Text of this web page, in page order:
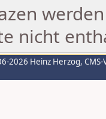
nicht
2026 Heinz Herzog,